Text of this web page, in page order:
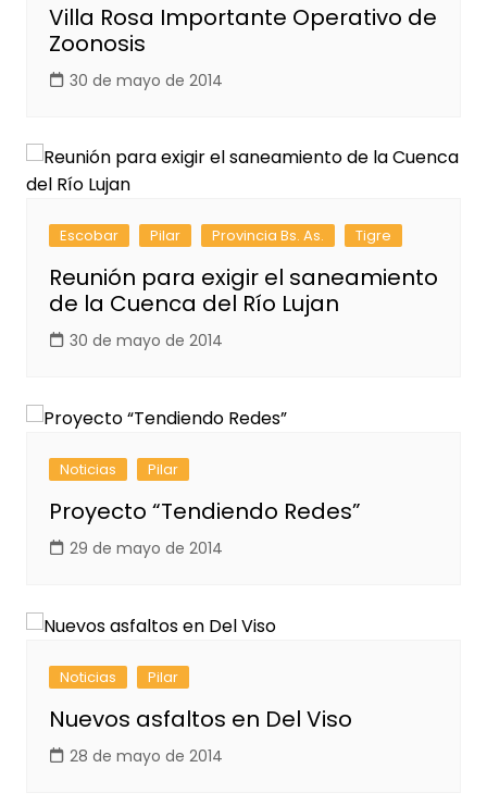
Villa Rosa Importante Operativo de
Zoonosis
30 de mayo de 2014
Escobar Pilar Provincia Bs. As. Tigre
Reunión para exigir el saneamiento
de la Cuenca del Río Lujan
30 de mayo de 2014
Noticias Pilar
Proyecto “Tendiendo Redes”
29 de mayo de 2014
Noticias Pilar
Nuevos asfaltos en Del Viso
28 de mayo de 2014